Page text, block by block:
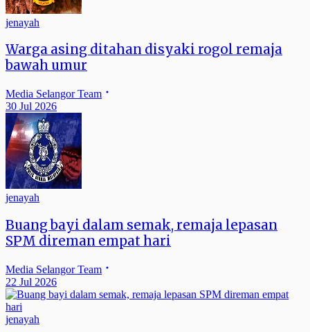
jenayah
Warga asing ditahan disyaki rogol remaja
bawah umur
Media Selangor Team
30 Jul 2026
jenayah
Buang bayi dalam semak, remaja lepasan
SPM direman empat hari
Media Selangor Team
22 Jul 2026
jenayah